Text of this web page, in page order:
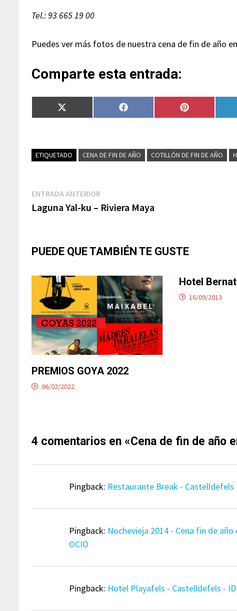
Tel.: 93 665 19 00
Puedes ver más fotos de nuestra cena de fin de año
Comparte esta entrada:
Compartir
en
Compartir
en
Compartir
en
ETIQUETADO CENA DE FIN DE AÑO COTILLÓN DE FIN DE AÑO
Navegación
de
ENTRADA ANTERIOR
anterior:
Laguna Yal-ku – Riviera Maya
PUEDE QUE TAMBIÉN TE GUSTE
PREMIOS GOYA 2022
06/02/2022
Hotel
16/09/2013
4 comentarios en «Cena de fin de año
Pingback: Restaurante Break - Castelldefels
Pingback: Nochevieja 2014 - Cena fin de
OCIO
Pingback: Hotel Playafels - Castelldefels -